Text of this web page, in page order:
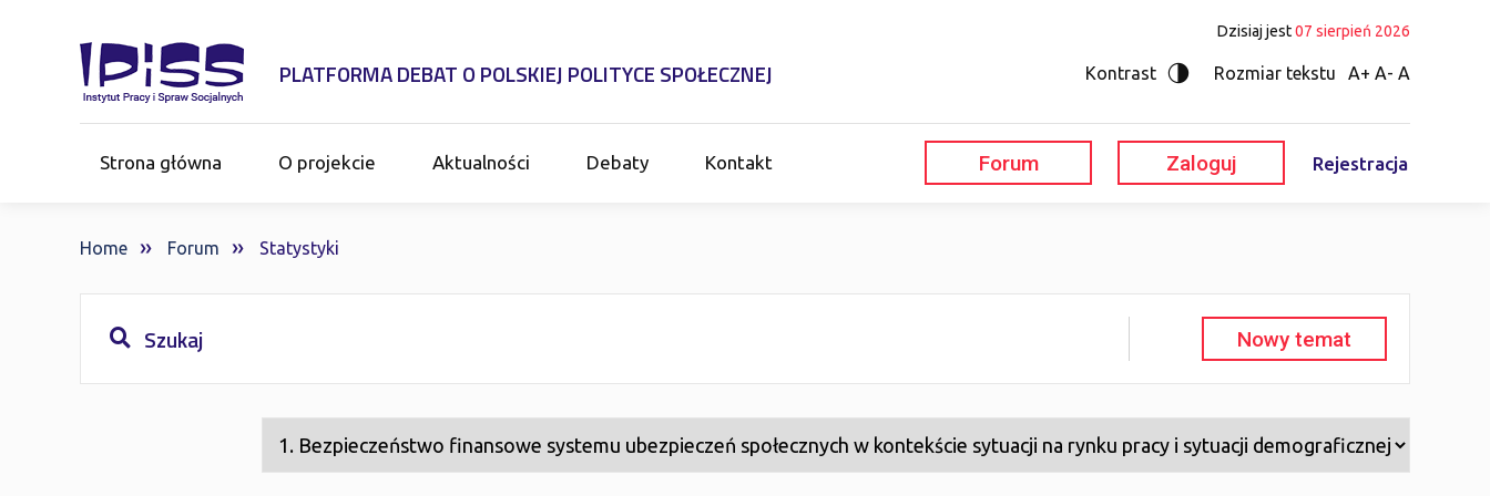
Dzisiaj jest07 sierpień 2026
PLATFORMA DEBAT O POLSKIEJ POLITYCE SPOŁECZNEJ Kontrast Rozmiar tekstu A+ A- A
Strona główna O projekcie Aktualności Debaty Kontakt Forum Zaloguj Rejestracja
Home Forum Statystyki
Nowy temat